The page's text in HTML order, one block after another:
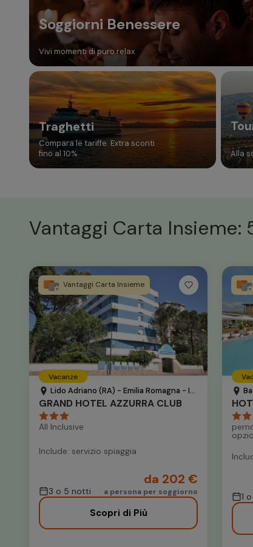
Soggiorni Benessere
Vivi momenti di puro relax
Traghetti
Compara le tariffe. Extra sconti
fino al 10%
Alla
Vantaggi Carta
Vantaggi Carta Insieme
Vacanze
Lido Adriano (RA) - Emilia Romagna - Italia
GRAND HOTEL AZZURRA CLUB
All Inclusive
Include: servizio spiaggia
3 o 5 notti
da 202 €
a persona per soggiorno
Scopri di Più
1